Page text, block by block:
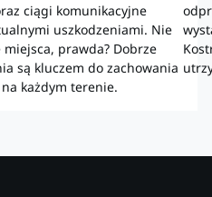
ciągi komunikacyjne
uszkodzeniami. Nie
prawda? Dobrze
są kluczem do zachowania
każdym terenie.